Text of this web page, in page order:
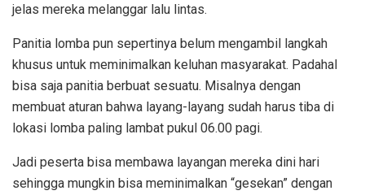
jelas mereka melanggar lalu lintas.
Panitia lomba pun sepertinya belum mengambil langkah
khusus untuk meminimalkan keluhan masyarakat. Padahal
bisa saja panitia berbuat sesuatu. Misalnya dengan
membuat aturan bahwa layang-layang sudah harus tiba di
lokasi lomba paling lambat pukul 06.00 pagi.
Jadi peserta bisa membawa layangan mereka dini hari
sehingga mungkin bisa meminimalkan “gesekan” dengan